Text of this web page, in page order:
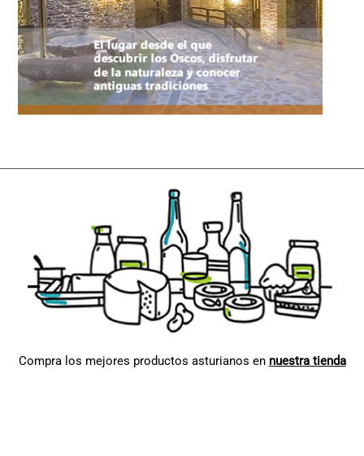
Compra los mejores productos asturianos en nuestra tienda